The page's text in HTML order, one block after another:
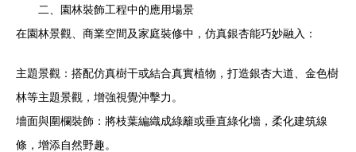
二、園林裝飾工程中的應用場景
在園林景觀、商業空間及家庭裝修中，仿真銀杏能巧妙融入：
主題景觀：搭配仿真樹干或結合真實植物，打造銀杏大道、金色樹
林等主題景觀，增強視覺沖擊力。
墻面與圍欄裝飾：將枝葉編織成綠籬或垂直綠化墻，柔化建筑線
條，增添自然野趣。